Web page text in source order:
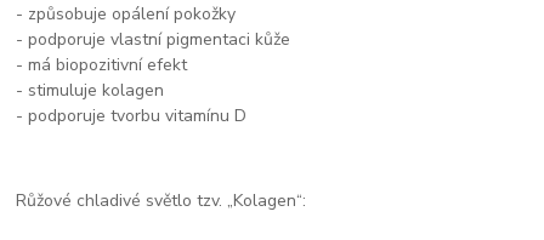
- způsobuje opálení pokožky
- podporuje vlastní pigmentaci kůže
- má biopozitivní efekt
- stimuluje kolagen
- podporuje tvorbu vitamínu D
Růžové chladivé světlo tzv. „Kolagen“: